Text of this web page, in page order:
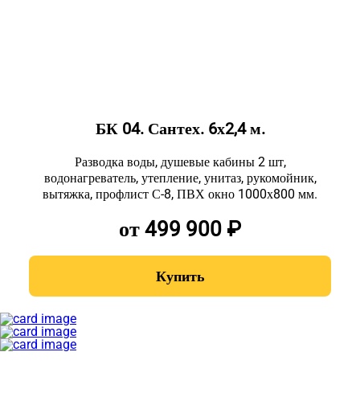
БК 04. Сантех. 6х2,4 м.
Разводка воды, душевые кабины 2 шт,
водонагреватель, утепление, унитаз, рукомойник,
вытяжка, профлист С-8, ПВХ окно 1000х800 мм.
от 499 900 ₽
Купить